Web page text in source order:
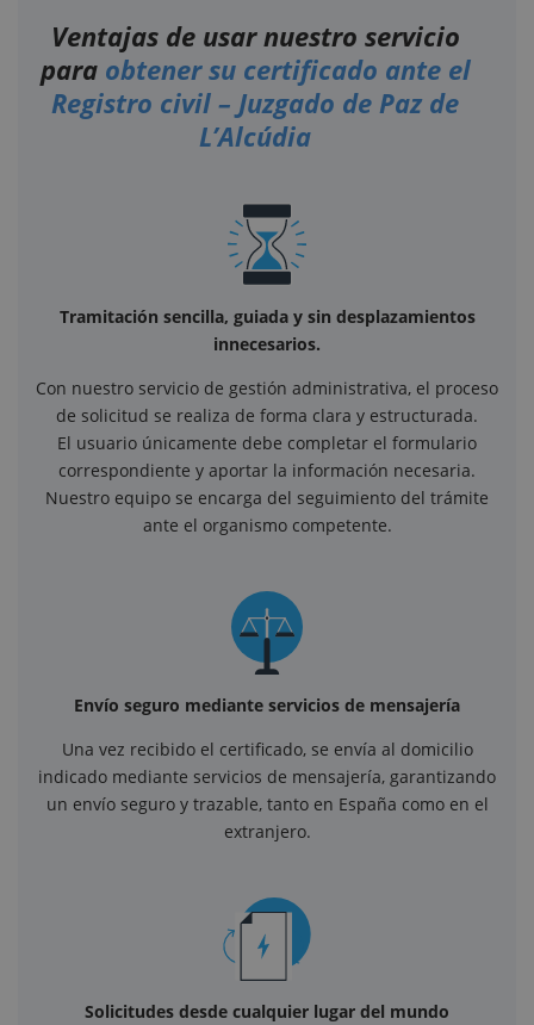
Ventajas de usar nuestro servicio
para obtener su certificado ante el
Registro civil – Juzgado de Paz de
L’Alcúdia
Tramitación sencilla, guiada y sin desplazamientos
innecesarios.
Con nuestro servicio de gestión administrativa, el proceso
de solicitud se realiza de forma clara y estructurada.
El usuario únicamente debe completar el formulario
correspondiente y aportar la información necesaria.
Nuestro equipo se encarga del seguimiento del trámite
ante el organismo competente.
Envío seguro mediante servicios de mensajería
Una vez recibido el certificado, se envía al domicilio
indicado mediante servicios de mensajería, garantizando
un envío seguro y trazable, tanto en España como en el
extranjero.
Solicitudes desde cualquier lugar del mundo